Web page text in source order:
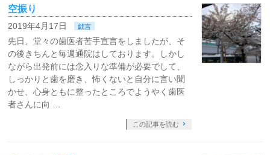
空振り
2019年4月17日 戯言
先日、堂々の歯医者苦手宣言をしましたが、そ
の後きちんと毎週通院はしております。しかし
ながら出発前には念入りな準備が必要でして、
しっかりと歯を磨き、怖くないと自分に言い聞
かせ、心身ともに整ったところでようやく歯医
者さんに向 …
この記事を読む